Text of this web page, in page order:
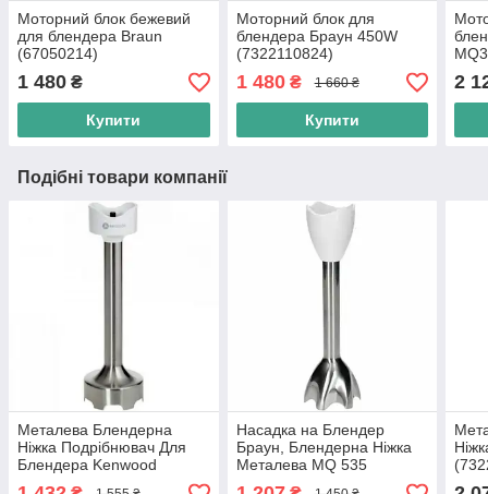
Моторний блок бежевий
для блендера Braun
(67050214)
1 480 ₴
Купити
Моторний блок для
блендера Браун 450W
(7322110824)
1 480₴ 1 660 ₴
Купити
2
Подібні товари компанії
Металева Блендерна
Ніжка Подрібнювач Для
Блендера Kenwood
Насадка на Блендер
Браун, Блендерна Ніжка
Металева MQ 535